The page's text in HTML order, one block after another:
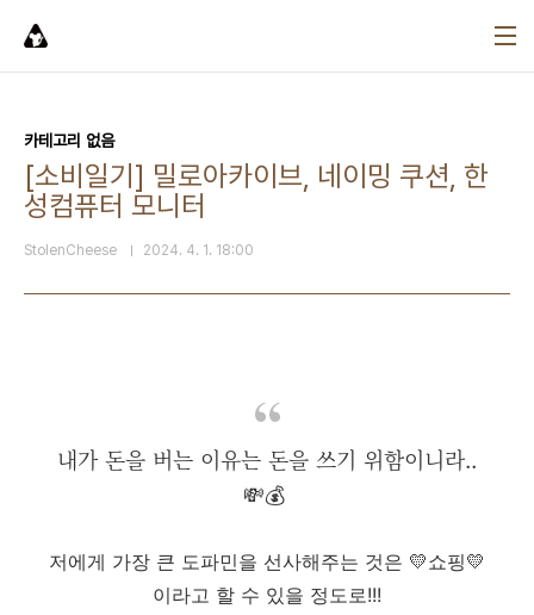
카테고리 없음
[소비일기] 밀로아카이브, 네이밍 쿠션, 한
성컴퓨터 모니터
StolenCheese 2024. 4. 1. 18:00
내가 돈을 버는 이유는 돈을 쓰기 위함이니라..
💸💰
저에게 가장 큰 도파민을 선사해주는 것은 💛쇼핑💛
이라고 할 수 있을 정도로!!!